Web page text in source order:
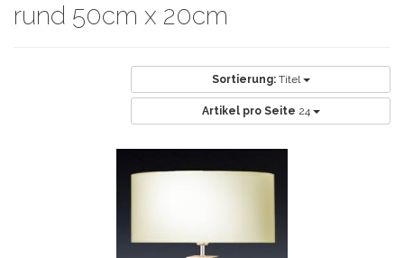
rund 50cm x 20cm
Sortierung: Titel
Artikel pro Seite 24